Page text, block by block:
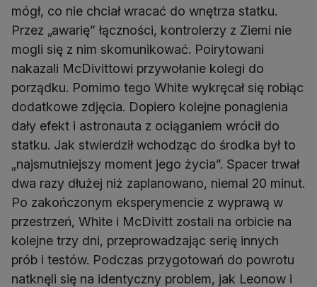
mógł, co nie chciał wracać do wnętrza statku.
Przez „awarię” łączności, kontrolerzy z Ziemi nie
mogli się z nim skomunikować. Poirytowani
nakazali McDivittowi przywołanie kolegi do
porządku. Pomimo tego White wykręcał się robiąc
dodatkowe zdjęcia. Dopiero kolejne ponaglenia
dały efekt i astronauta z ociąganiem wrócił do
statku. Jak stwierdził wchodząc do środka był to
„najsmutniejszy moment jego życia”. Spacer trwał
dwa razy dłużej niż zaplanowano, niemal 20 minut.
Po zakończonym eksperymencie z wyprawą w
przestrzeń, White i McDivitt zostali na orbicie na
kolejne trzy dni, przeprowadzając serię innych
prób i testów. Podczas przygotowań do powrotu
natknęli się na identyczny problem, jak Leonow i